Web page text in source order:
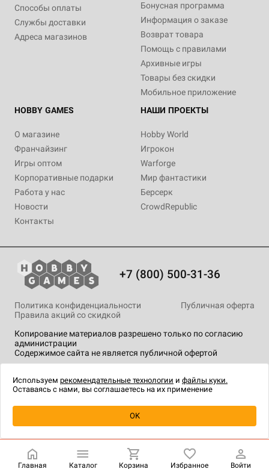
Купить| 2 490 ₽
Способы оплаты
Службы доставки
Адреса магазинов
Бонусная программа
Информация о заказе
Возврат товара
Помощь с правилами
Архивные игры
Товары без скидки
Мобильное приложение
HOBBY GAMES
О магазине
Франчайзинг
Игры оптом
Корпоративные подарки
Работа у нас
Новости
Контакты
НАШИ ПРОЕКТЫ
Hobby World
Игрокон
Warforge
Мир фантастики
Берсерк
CrowdRepublic
+7 (800) 500-31-36
Копирование материалов разрешено только по согласию
администрации
Содержимое сайта не является публичной офертой
Политика конфиденциальности
Публичная оферта
Правила акций со скидкой
технологии.
Главная Каталог Корзина Избранное Войти
Используем рекомендательные технологии и файлы куки.
Оставаясь с нами, вы соглашаетесь на их применение
OK